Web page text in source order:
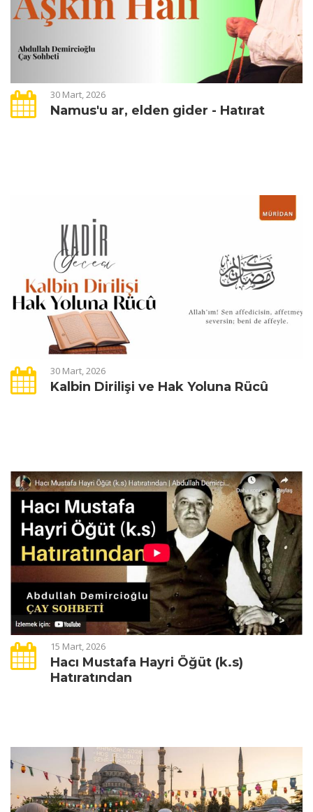
30 Mart, 2026
Namus'u ar, elden gider - Hatırat
30 Mart, 2026
Kalbin Dirilişi ve Hak Yoluna Rücû
15 Mart, 2026
Hacı Mustafa Hayri Öğüt (k.s)
Hatıratından